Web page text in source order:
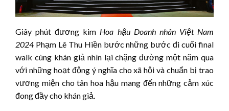
Giây phút đương kim Hoa hậu Doanh nhân Việt Nam
2024 Phạm Lê Thu Hiền bước những bước đi cuối final
walk cùng khán giả nhìn lại chặng đường một năm qua
với những hoạt động ý nghĩa cho xã hội và chuẩn bị trao
vương miện cho tân hoa hậu mang đến những cảm xúc
đong đầy cho khán giả.